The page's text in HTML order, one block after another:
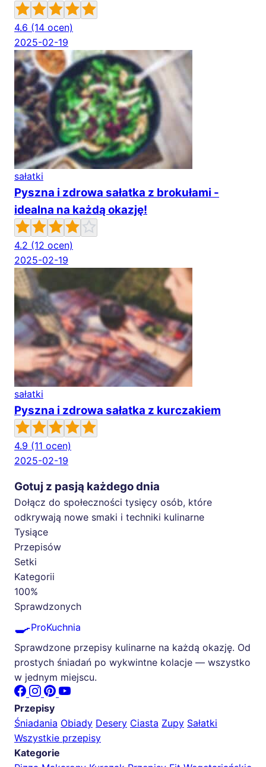
4.6 (14 ocen)
2025-02-19
sałatki
Pyszna i zdrowa sałatka z brokułami -
idealna na każdą okazję!
4.2 (12 ocen)
2025-02-19
sałatki
Pyszna i zdrowa sałatka z kurczakiem
4.9 (11 ocen)
2025-02-19
Gotuj z pasją każdego dnia
Dołącz do społeczności tysięcy osób, które
odkrywają nowe smaki i techniki kulinarne
Tysiące
Przepisów
Setki
Kategorii
100%
Sprawdzonych
🍳ProKuchnia
Sprawdzone przepisy kulinarne na każdą okazję. Od
prostych śniadań po wykwintne kolacje — wszystko
w jednym miejscu.
Przepisy
Śniadania Obiady Desery Ciasta Zupy Sałatki
Wszystkie przepisy
Kategorie